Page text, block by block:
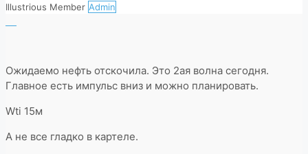
Illustrious Member Admin
Ожидаемо нефть отскочила. Это 2ая волна сегодня.
Главное есть импульс вниз и можно планировать.
Wti 15м
А не все гладко в картеле.